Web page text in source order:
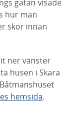
gatan visade
hur man
skor innan
ner vänster
husen i Skara
hemsida.